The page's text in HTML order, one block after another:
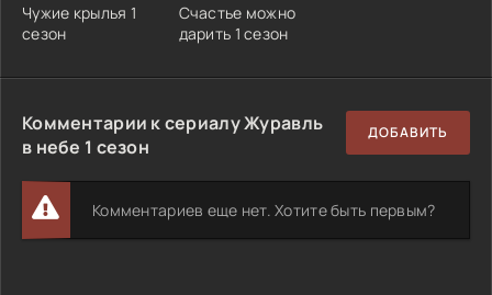
Чужие крылья 1
сезон
Счастье можно
дарить 1 сезон
Комментарии к сериалу Журавль
в небе 1 сезон
ДОБАВИТЬ
Комментариев еще нет. Хотите быть первым?